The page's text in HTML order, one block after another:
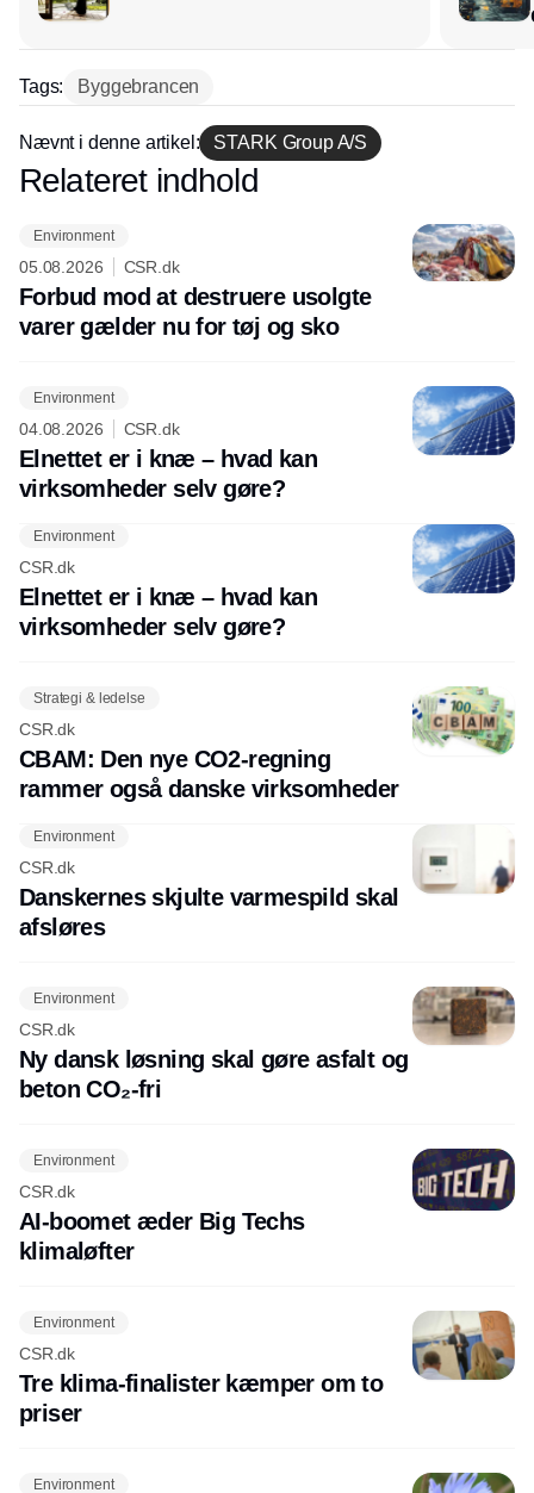
Tags: Byggebrancen
Nævnt i denne artikel: STARK Group A/S
Annonce
Relateret indhold
Environment
05.08.2026 CSR.dk
Forbud mod at destruere usolgte
varer gælder nu for tøj og sko
Environment
04.08.2026 CSR.dk
Elnettet er i knæ – hvad kan
virksomheder selv gøre?
Environment
CSR.dk
Elnettet er i knæ – hvad kan
virksomheder selv gøre?
Strategi & ledelse
CSR.dk
CBAM: Den nye CO2-regning
rammer også danske virksomheder
Environment
CSR.dk
Danskernes skjulte varmespild skal
afsløres
Environment
CSR.dk
Ny dansk løsning skal gøre asfalt og
beton CO₂-fri
Environment
CSR.dk
AI-boomet æder Big Techs
klimaløfter
Environment
CSR.dk
Tre klima-finalister kæmper om to
priser
Environment